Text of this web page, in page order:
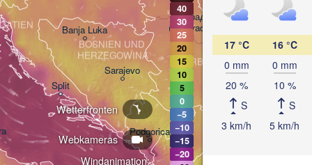
17 °C
0 mm
20 %
S
3 km/h
16 °C
0 mm
10 %
S
5 km/h
Windanimation:
Webkameras
Wetterfronten
Београд
(Beograd)
(Skopje)
Ниш
(Niš)
Sarajevo
Podgorica
Split
Banja Luka
SERBIEN
BOSNIEN UND
HERZEGOWINA
София
(Sofia)
Craiova
40
30
25
20
15
10
5
0
−5
−10
−15
−20